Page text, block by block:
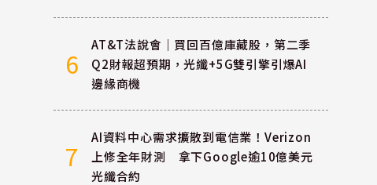
6
AT&T法說會｜買回百億庫藏股，第二季
Q2財報超預期，光纖+5G雙引擎引爆AI
邊緣商機
7
AI資料中心需求擴散到電信業！Verizon
上修全年財測 拿下Google逾10億美元
光纖合約